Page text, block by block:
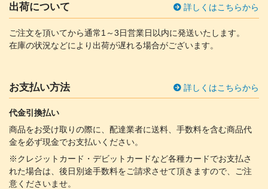
出荷について 詳しくはこちらから
ご注文を頂いてから通常1～3日営業日以内に発送いたします。
在庫の状況などにより出荷が遅れる場合がございます。
お支払い方法 詳しくはこちらから
代金引換払い
商品をお受け取りの際に、配達業者に送料、手数料を含む商品代
金を必ず現金でお支払いください。
※クレジットカード・デビットカードなど各種カードでお支払さ
れた場合は、後日別途手数料をご請求させて頂きますので、ご注
意くださいませ。